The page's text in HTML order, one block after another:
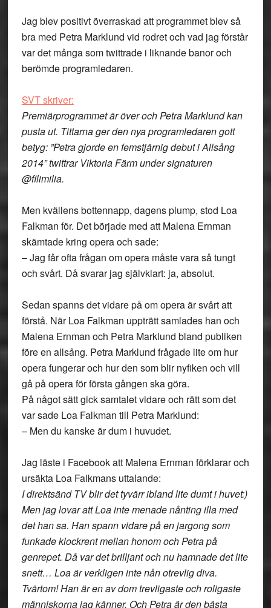
Jag blev positivt överraskad att programmet blev så
bra med Petra Marklund vid rodret och vad jag förstår
var det många som twittrade i liknande banor och
berömde programledaren.
SVT skriver:
Premiärprogrammet är över och Petra Marklund kan
pusta ut. Tittarna ger den nya programledaren gott
betyg: ”Petra gjorde en femstjärnig debut i Allsång
2014” twittrar Viktoria Färm under signaturen
@filimilia.
Men kvällens bottennapp, dagens plump, stod Loa
Falkman för. Det började med att Malena Ernman
skämtade kring opera och sade:
– Jag får ofta frågan om opera måste vara så tungt
och svårt. Då svarar jag självklart: ja, absolut.
Sedan spanns det vidare på om opera är svårt att
förstå. När Loa Falkman uppträtt samlades han och
Malena Ernman och Petra Marklund bland publiken
före en allsång. Petra Marklund frågade lite om hur
opera fungerar och hur den som blir nyfiken och vill
gå på opera för första gången ska göra.
På något sätt gick samtalet vidare och rätt som det
var sade Loa Falkman till Petra Marklund:
– Men du kanske är dum i huvudet.
Jag läste i Facebook att Malena Ernman förklarar och
ursäkta Loa Falkmans uttalande:
I direktsänd TV blir det tyvärr ibland lite dumt i huvet:)
Men jag lovar att Loa inte menade nånting illa med
det han sa. Han spann vidare på en jargong som
funkade klockrent mellan honom och Petra på
genrepet. Då var det brilljant och nu hamnade det lite
snett… Loa är verkligen inte nån otrevlig diva.
Tvärtom! Han är en av dom trevligaste och roligaste
människorna jag känner. Och Petra är den bästa